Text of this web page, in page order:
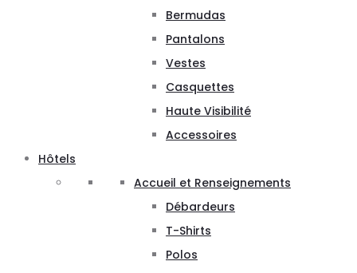
Bermudas
Pantalons
Vestes
Casquettes
Haute Visibilité
Accessoires
Hôtels
Accueil et Renseignements
Débardeurs
T-Shirts
Polos